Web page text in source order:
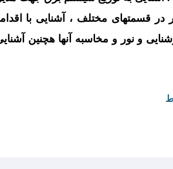
و نور و مخاسبه آنها هچنین